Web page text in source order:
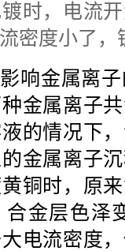
时，电流
密度小了
响金属离
金属离子
的情况下
金属离子
铜时，原
合金层色泽
电流密度